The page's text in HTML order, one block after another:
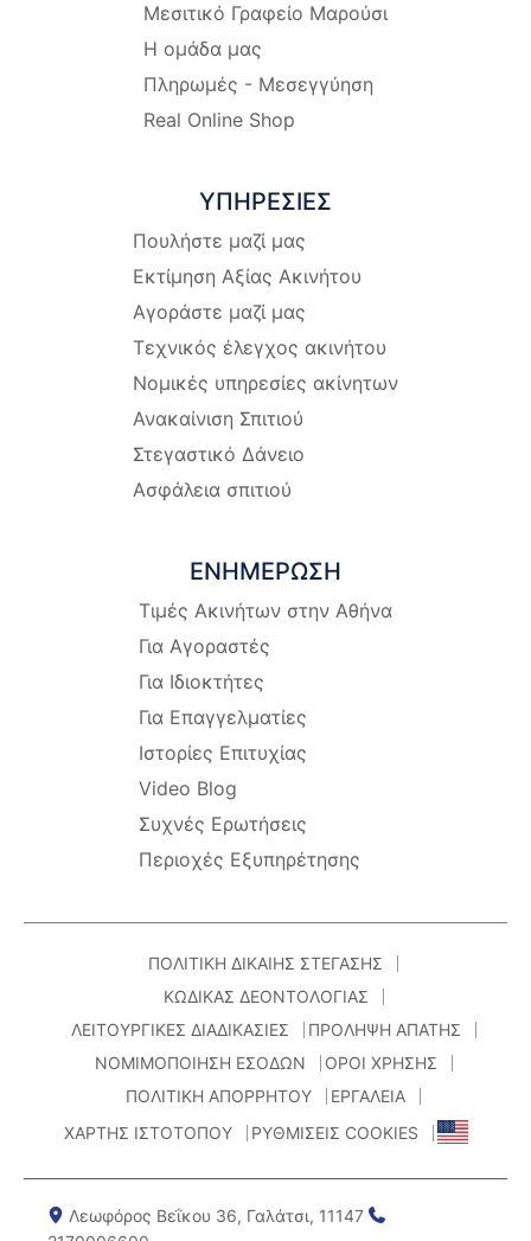
Μεσιτικό Γραφείο Μαρούσι
Η ομάδα μας
Πληρωμές - Μεσεγγύηση
Real Online Shop
ΥΠΗΡΕΣΙΕΣ
Πουλήστε μαζί μας
Εκτίμηση Αξίας Ακινήτου
Αγοράστε μαζί μας
Τεχνικός έλεγχος ακινήτου
Νομικές υπηρεσίες ακίνητων
Ανακαίνιση Σπιτιού
Στεγαστικό Δάνειο
Ασφάλεια σπιτιού
ΕΝΗΜΕΡΩΣΗ
Τιμές Ακινήτων στην Αθήνα
Για Αγοραστές
Για Ιδιοκτήτες
Για Επαγγελματίες
Ιστορίες Επιτυχίας
Video Blog
Συχνές Ερωτήσεις
Περιοχές Εξυπηρέτησης
ΠΟΛΙΤΙΚΗ ΔΙΚΑΙΗΣ ΣΤΕΓΑΣΗΣ
ΚΩΔΙΚΑΣ ΔΕΟΝΤΟΛΟΓΙΑΣ
ΛΕΙΤΟΥΡΓΙΚΕΣ ΔΙΑΔΙΚΑΣΙΕΣ
ΠΡΟΛΗΨΗ ΑΠΑΤΗΣ
ΝΟΜΙΜΟΠΟΙΗΣΗ ΕΣΟΔΩΝ
ΟΡΟΙ ΧΡΗΣΗΣ
ΠΟΛΙΤΙΚΗ ΑΠΟΡΡΗΤΟΥ
ΕΡΓΑΛΕΙΑ
ΧΑΡΤΗΣ ΙΣΤΟΤΟΠΟΥ
ΡΥΘΜΙΣΕΙΣ COOKIES
Λεωφόρος Βεΐκου 36, Γαλάτσι, 11147